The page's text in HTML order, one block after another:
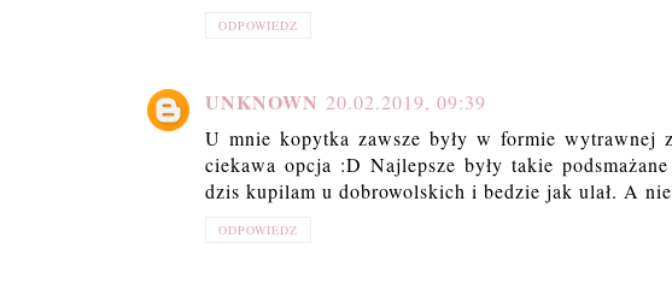
ODPOWIEDZ
UNKNOWN 20.02.2019, 09:39
U mnie kopytka zawsze były w formie wytrawnej
ciekawa opcja :D Najlepsze były takie
dzis kupilam u dobrowolskich i bedzie jak ulał. A
ODPOWIEDZ